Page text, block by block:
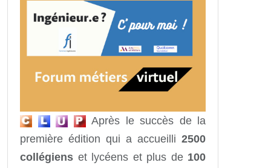
Après le succès de la
première édition qui a accueilli 2500
collégiens et lycéens et plus de 100